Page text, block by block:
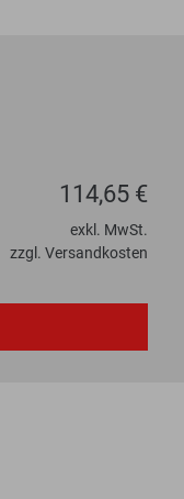
114,65 €
exkl. MwSt.
zzgl. Versandkosten